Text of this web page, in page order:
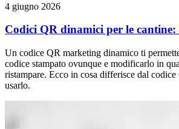
4 giugno 2026
Codici QR dinamici per le
Un codice QR marketing dinamico ti
codice stampato ovunque e modificarlo in
ristampare. Ecco in cosa differisce dal
usarlo.